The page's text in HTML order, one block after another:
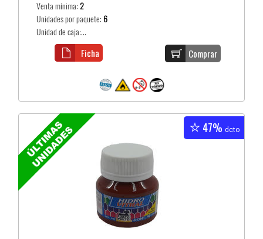
Venta mínima:2
Unidades por paquete: 6
Unidad de caja:...
Comprar
Ficha
47% dcto